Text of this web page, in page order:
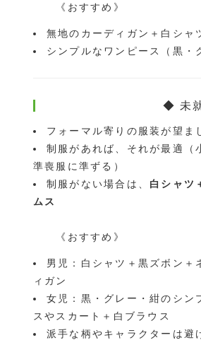
《おすすめ》
無地のカーディガン＋白シャ
シンプルなワンピース（黒・
◆ 未
フォーマル寄りの服装が望ま
制服があれば、それが最適（
準喪服に準ずる）
制服がない場合は、 白シャツ
ムス
《おすすめ》
男児：白シャツ＋黒ズボン＋
ィガン
女児：黒・グレー・紺のシン
スやスカート＋白ブラウス
派手な柄やキャラクターは避